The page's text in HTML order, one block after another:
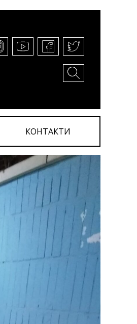
КОНТАКТИ